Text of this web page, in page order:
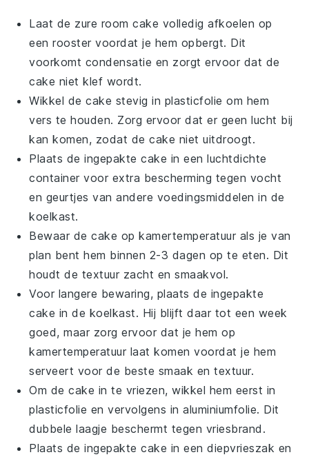
Laat de zure room cake volledig afkoelen op
een rooster voordat je hem opbergt. Dit
voorkomt condensatie en zorgt ervoor dat de
cake niet klef wordt.
Wikkel de cake stevig in plasticfolie om hem
vers te houden. Zorg ervoor dat er geen lucht bij
kan komen, zodat de cake niet uitdroogt.
Plaats de ingepakte cake in een luchtdichte
container voor extra bescherming tegen vocht
en geurtjes van andere voedingsmiddelen in de
koelkast.
Bewaar de cake op kamertemperatuur als je van
plan bent hem binnen 2-3 dagen op te eten. Dit
houdt de textuur zacht en smaakvol.
Voor langere bewaring, plaats de ingepakte
cake in de koelkast. Hij blijft daar tot een week
goed, maar zorg ervoor dat je hem op
kamertemperatuur laat komen voordat je hem
serveert voor de beste smaak en textuur.
Om de cake in te vriezen, wikkel hem eerst in
plasticfolie en vervolgens in aluminiumfolie. Dit
dubbele laagje beschermt tegen vriesbrand.
Plaats de ingepakte cake in een diepvrieszak en